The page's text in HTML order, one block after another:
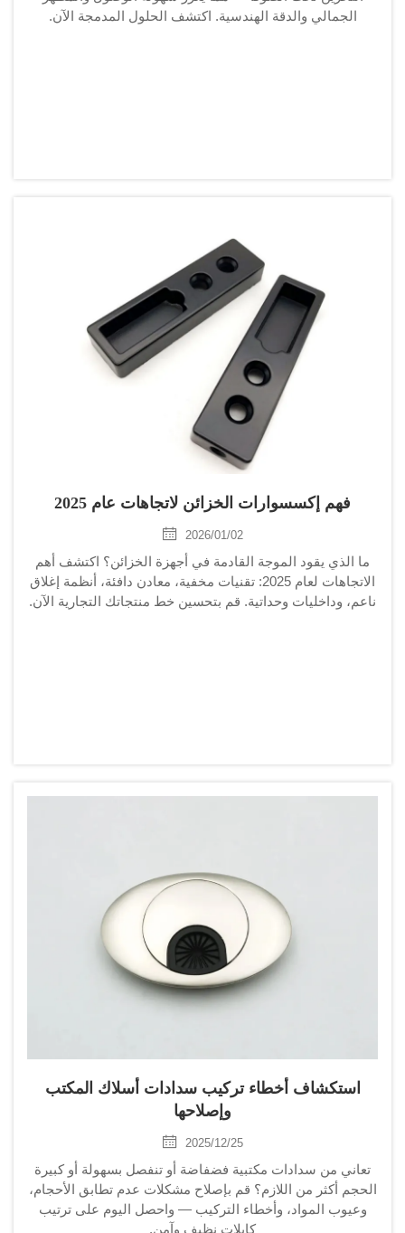
الجمالي والدقة الهندسية. اكتشف الحلول المدمجة الآن.
فهم إكسسوارات الخزائن لاتجاهات عام 2025
2026/01/02
ما الذي يقود الموجة القادمة في أجهزة الخزائن؟ اكتشف أهم
الاتجاهات لعام 2025: تقنيات مخفية، معادن دافئة، أنظمة إغلاق
ناعم، وداخليات وحداتية. قم بتحسين خط منتجاتك التجارية الآن.
استكشاف أخطاء تركيب سدادات أسلاك المكتب
وإصلاحها
2025/12/25
تعاني من سدادات مكتبية فضفاضة أو تنفصل بسهولة أو كبيرة
الحجم أكثر من اللازم؟ قم بإصلاح مشكلات عدم تطابق الأحجام،
وعيوب المواد، وأخطاء التركيب — واحصل اليوم على ترتيب
كابلات نظيف وآمن.